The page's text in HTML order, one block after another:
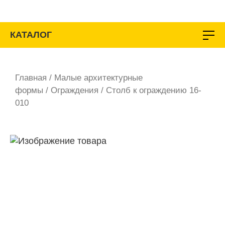
содержимому
КАТАЛОГ
Главная / Малые архитектурные
формы / Ограждения / Столб к ограждению 16-
010